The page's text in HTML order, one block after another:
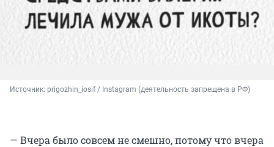
Источник: prigozhin_iosif / Instagram (деятельность запрещена в РФ)
— Вчера было совсем не смешно, потому что вчера